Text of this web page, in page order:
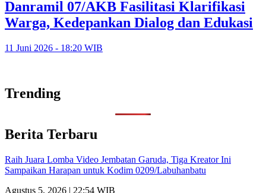
Danramil 07/AKB Fasilitasi Klarifikasi
Warga, Kedepankan Dialog dan Edukasi
11 Juni 2026 - 18:20 WIB
Trending
Berita Terbaru
Raih Juara Lomba Video Jembatan Garuda, Tiga Kreator Ini
Sampaikan Harapan untuk Kodim 0209/Labuhanbatu
Agustus 5, 2026 | 22:54 WIB